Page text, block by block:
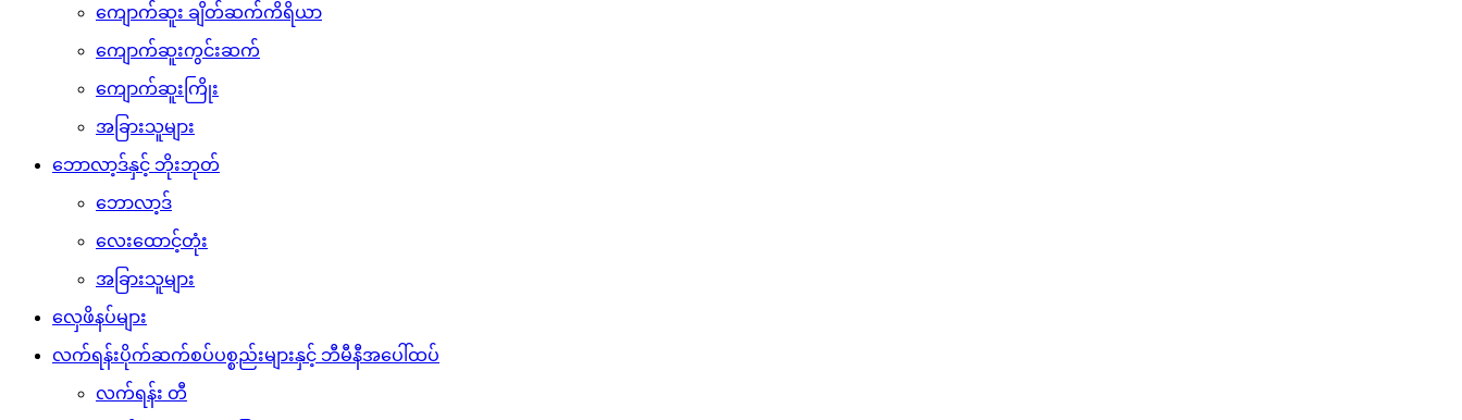
ကျောက်ဆူး ချိတ်ဆက်ကိရိယာ
ကျောက်ဆူးကွင်းဆက်
ကျောက်ဆူးကြိုး
အခြားသူများ
ဘောလာ့ဒ်နှင့် ဘိုးဘုတ်
ဘောလာ့ဒ်
လေးထောင့်တုံး
အခြားသူများ
လှေဖိနပ်များ
လက်ရန်းပိုက်ဆက်စပ်ပစ္စည်းများနှင့် ဘီမီနီအပေါ်ထပ်
လက်ရန်း တီ